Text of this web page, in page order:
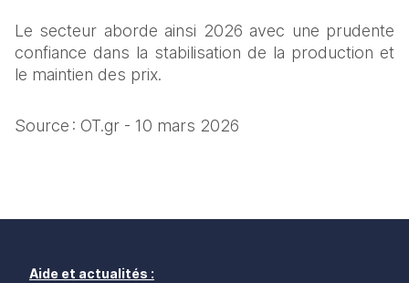
Le secteur aborde ainsi 2026 avec une prudente
confiance dans la stabilisation de la production et
le maintien des prix.
Source : OT.gr - 10 mars 2026
Aide et actualités :